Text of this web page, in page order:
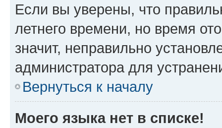
Если вы уверены, что
летнего времени, но время
значит, неправильно
администратора для
Вернуться к началу
Моего языка нет в списке!